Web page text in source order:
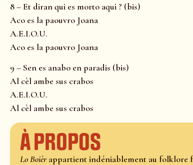
8 – Et diran qui es morto aqui ? (bis)
Aco es la paouvro Joana
A.E.I.O.U.
Aco es la paouvro Joana
9 – Sen es anabo en paradis (bis)
Al cèl ambe sus crabos
A.E.I.O.U.
Al cèl ambe sus crabos
À propos
Lo Boièrappartient indéniablement au folklore